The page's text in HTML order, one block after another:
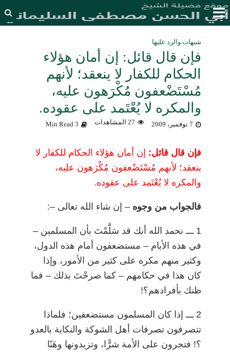
شبهات والرد عليها
فإن قال قائل: إن أمان هؤلاء
الحكام للكفار لا ينعقد؛ لأنهم
مُسْتَضْعفون مُكْرَهون عليه،
والمكره لا يُعْتَمد على عقوده.
7 نوفمبر، 2009 27 المشاهدات 3 Min Read
فإن قال قائل: إن أمان هؤلاء الحكام للكفار لا
ينعقد؛ لأنهم مُسْتَضْعفون مُكْرَهون عليه،
والمكره لا يُعْتَمد على عقوده.
فالجواب من وجوه– إن شاء الله تعالى –:
1 ـــ نحمد الله أنك قد سَلَّمْتَ بأن المسلمين–
في هذه الأيام– مستضعفون أمام هذه الدول،
وكثير منهم مكره على كثير من الأمور، وإذا
كان هذا في حكامهم– كما صرحْتَ بذلك– فما
ظنك بأفرادهم؟!
2 ـــ إذا كان المسلمون مستضعفين؛ فلماذا
تتصرفون تصرفات أهل الشوكة والنكاية بالعدو
؟! فتجرون على الأمة شرًّا، وتزيدونها وهَنًا